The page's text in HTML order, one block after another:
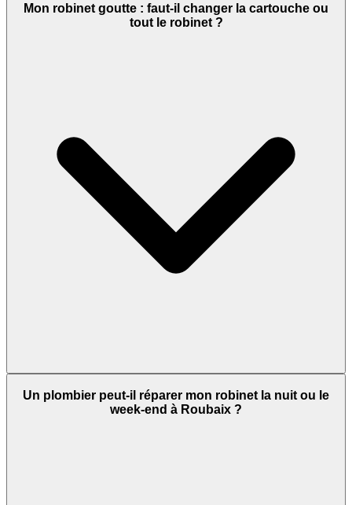
Mon robinet goutte : faut-il changer la cartouche ou
tout le robinet ?
Un plombier peut-il réparer mon robinet la nuit ou le
week-end à Roubaix ?